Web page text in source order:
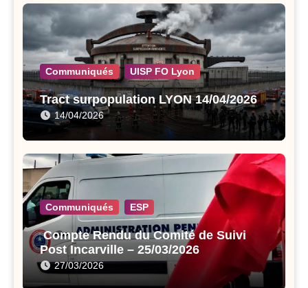
Communiqués UISP FO Lyon
Tract surpopulation LYON 14/04/2026
14/04/2026
Communiqués ESP
Compte Rendu du Comité de Suivi
Post Incarville – 25/03/2026
27/03/2026